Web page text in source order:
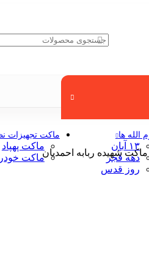
الله ها
۱۳ آبان
دهه فجر
روز قدس
ماکت تجهیزات
ماکت پهپاد
ماکتماکت شهیده ربابه احمديان